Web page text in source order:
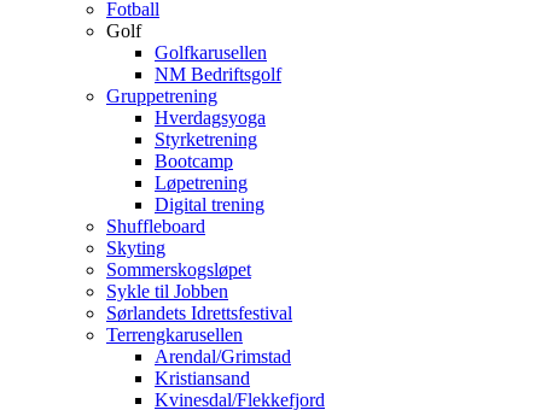
Fotball
Golf
Golfkarusellen
NM Bedriftsgolf
Gruppetrening
Hverdagsyoga
Styrketrening
Bootcamp
Løpetrening
Digital trening
Shuffleboard
Skyting
Sommerskogsløpet
Sykle til Jobben
Sørlandets Idrettsfestival
Terrengkarusellen
Arendal/Grimstad
Kristiansand
Kvinesdal/Flekkefjord